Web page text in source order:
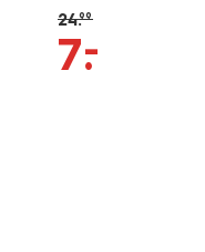
24.99
7.
–